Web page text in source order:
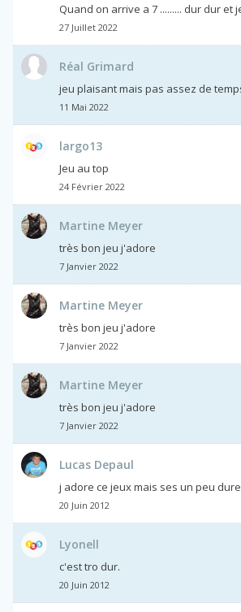
Quand on arrive a 7 ......... dur dur et
27 Juillet 2022
Réal Grimard
jeu plaisant mais pas assez de
11 Mai 2022
largo13
Jeu au top
24 Février 2022
Martine Meyer
très bon jeu j'adore
7 Janvier 2022
Martine Meyer
très bon jeu j'adore
7 Janvier 2022
Martine Meyer
très bon jeu j'adore
7 Janvier 2022
Lucas Depaul
j adore ce jeux mais ses un peu dure
20 Juin 2012
Lyonell
c'est tro dur.
20 Juin 2012